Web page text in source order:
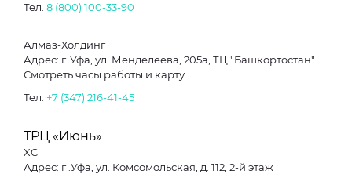
Тел. 8­ (800) ­100-33-­90
Алмаз-Холдинг
Адрес: г. Уфа, ул. Менделеева, 205а, ТЦ "Башкортостан"
Смотреть часы работы и карту
Тел. +7 (347) 216-41-45
ТРЦ «Июнь»
XC
Адрес: г .Уфа, ул. Комсомольская, д. 112, 2-й этаж